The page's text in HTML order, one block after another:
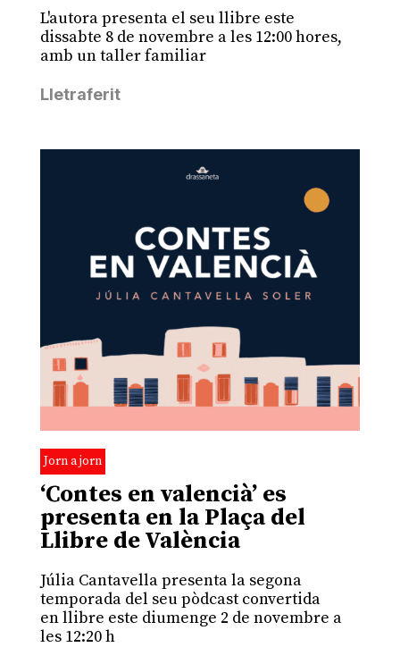
L'autora presenta el seu llibre este
dissabte 8 de novembre a les 12:00 hores,
amb un taller familiar
Lletraferit
Jorn a jorn
‘Contes en valencià’ es
presenta en la Plaça del
Llibre de València
Júlia Cantavella presenta la segona
temporada del seu pòdcast convertida
en llibre este diumenge 2 de novembre a
les 12:20 h